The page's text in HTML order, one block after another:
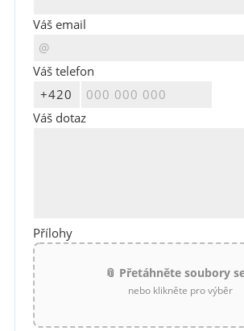
Váš email
Váš telefon
Váš dotaz
Přílohy
📎 Přetáhněte soubory
nebo klikněte pro výběr